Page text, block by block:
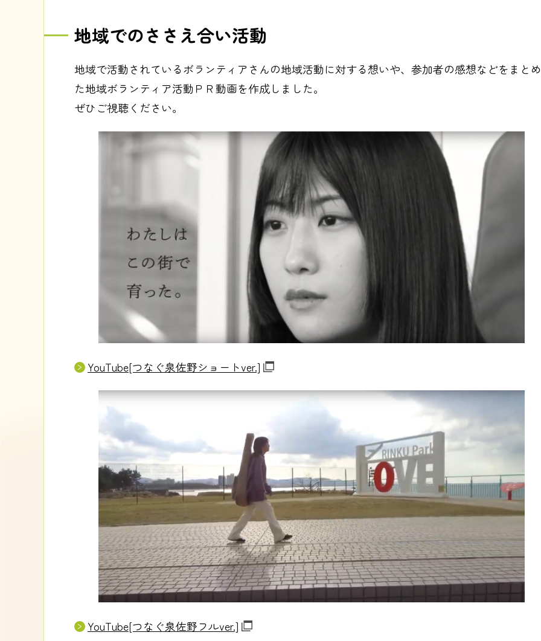
地域でのささえ合い活動
地域で活動されているボランティアさんの地域活動に対する想いや、参加者の感想などをまとめ
た地域ボランティア活動ＰＲ動画を作成しました。
ぜひご視聴ください。
YouTube[つなぐ泉佐野ショートver.]
YouTube[つなぐ泉佐野フルver.]